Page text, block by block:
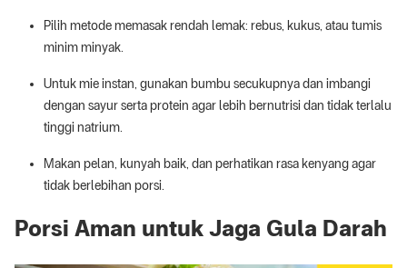
Pilih metode memasak rendah lemak: rebus, kukus, atau tumis
minim minyak.
Untuk mie instan, gunakan bumbu secukupnya dan imbangi
dengan sayur serta protein agar lebih bernutrisi dan tidak terlalu
tinggi natrium.
Makan pelan, kunyah baik, dan perhatikan rasa kenyang agar
tidak berlebihan porsi.
Porsi Aman untuk Jaga Gula Darah